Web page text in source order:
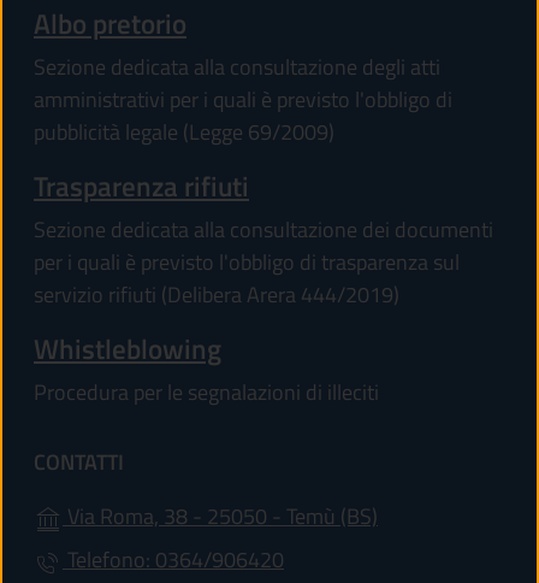
Albo pretorio
Sezione dedicata alla consultazione degli atti
amministrativi per i quali è previsto l'obbligo di
pubblicità legale (Legge 69/2009)
Trasparenza rifiuti
Sezione dedicata alla consultazione dei documenti
per i quali è previsto l'obbligo di trasparenza sul
servizio rifiuti (Delibera Arera 444/2019)
Whistleblowing
Procedura per le segnalazioni di illeciti
CONTATTI
Via Roma, 38 - 25050 - Temù (BS)
Telefono: 0364/906420